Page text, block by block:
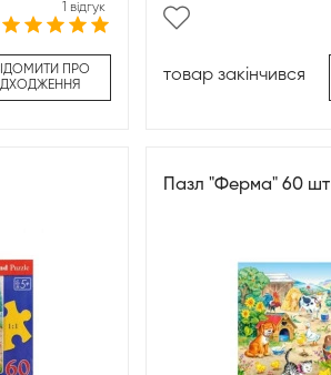
1 відгук
ПРО
товар закінчився
Пазл "Ферма" 60 шт